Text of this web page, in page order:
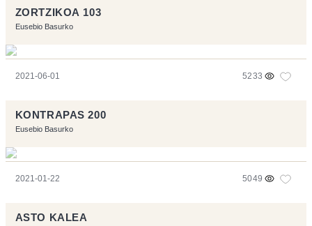
ZORTZIKOA 103
Eusebio Basurko
2021-06-01 5233
KONTRAPAS 200
Eusebio Basurko
2021-01-22 5049
ASTO KALEA